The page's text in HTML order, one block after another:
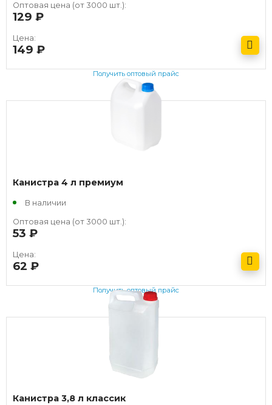
Оптовая цена (от 3000 шт.):
129
Цена:
149
Получить оптовый прайс
Канистра 4 л премиум
В наличии
Оптовая цена (от 3000 шт.):
53
Цена:
62
Получить оптовый прайс
Канистра 3,8 л классик